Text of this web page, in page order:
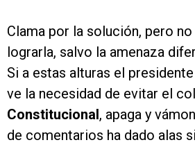
Clama por la solución, pero
lograrla, salvo la amenaza
Si a estas alturas el
ve la necesidad de evitar el
Constitucional, apaga y
de comentarios ha dado alas